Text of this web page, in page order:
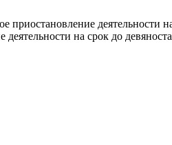
деятельности
на срок до